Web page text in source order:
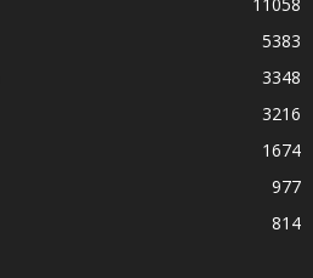
5383
3348
3216
1674
977
814